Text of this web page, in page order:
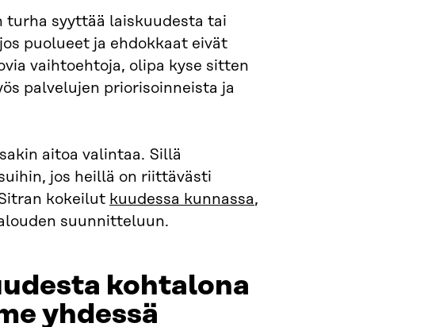
turha syyttää laiskuudesta tai
puolueet ja ehdokkaat eivät
vaihtoehtoja, olipa kyse sitten
palvelujen priorisoinneista ja
aitoa valintaa. Sillä
jos heillä on riittävästi
kokeilut kuudessa kunnassa,
suunnitteluun.
kohtalona
yhdessä